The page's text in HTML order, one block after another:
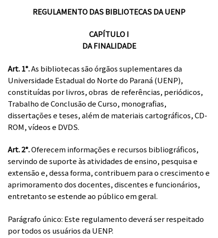
REGULAMENTO DAS BIBLIOTECAS DA UENP
CAPÍTULO I
DA FINALIDADE
Art. 1°.As bibliotecas são órgãos suplementares da
Universidade Estadual do Norte do Paraná (UENP),
constituídas por livros, obras de referências, periódicos,
Trabalho de Conclusão de Curso, monografias,
dissertações e teses, além de materiais cartográficos, CD-
ROM, vídeos e DVDS.
Art. 2°.Oferecem informações e recursos bibliográficos,
servindo de suporte às atividades de ensino, pesquisa e
extensão e, dessa forma, contribuem para o crescimento e
aprimoramento dos docentes, discentes e funcionários,
entretanto se estende ao público em geral.
Parágrafo único: Este regulamento deverá ser respeitado
por todos os usuários da UENP.